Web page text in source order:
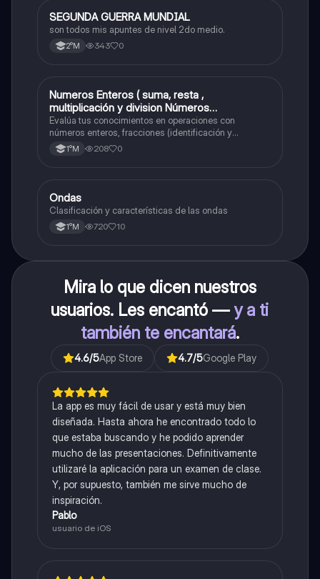
Historia
SEGUNDA GUERRA MUNDIAL
son todos mis apuntes de nivel 2do medio.
2°M 343 0
Matemáticas
Numeros Enteros ( suma, resta ,
multiplicación y division Números
Fraccionarios si es Propia o Impropia o mixto
( suma , resta , multiplicación y división)
Porcentaje ( fracción, porcentual y decimal).
Evalúa tus conocimientos en operaciones con
números enteros, fracciones (identificación y
operaciones) y conversiones de porcentajes (fracción,
decimal y viceversa).
1°M 208 0
Física
Ondas
Clasificación y características de las ondas
1°M 720 10
Mira lo que dicen nuestros
usuarios. Les encantó —y a ti
también te encantará.
4.6/5App Store 4.7/5Google Play
La app es muy fácil de usar y está muy bien
diseñada. Hasta ahora he encontrado todo lo
que estaba buscando y he podido aprender
mucho de las presentaciones. Definitivamente
utilizaré la aplicación para un examen de clase.
Y, por supuesto, también me sirve mucho de
inspiración.
Pablo
usuario de iOS